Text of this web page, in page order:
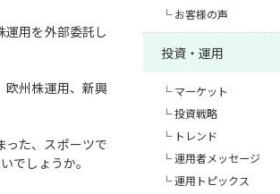
用を外部委託し
欧州株運用、新興
た、スポーツで
でしょうか。
お客様の声
投資・運用
マーケット
投資戦略
トレンド
運用者メッセージ
運用トピックス